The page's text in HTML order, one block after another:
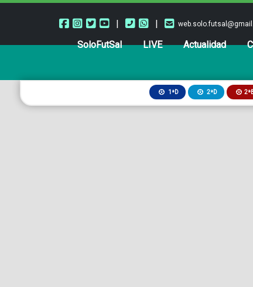
| |
SoloFutSal LIVE Actualidad
1ªD 2ªD